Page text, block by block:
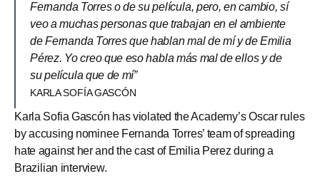
Fernanda Torres o de su película, pero, en cambio, sí
veo a muchas personas que trabajan en el ambiente
de Fernanda Torres que hablan mal de mí y de Emilia
Pérez. Yo creo que eso habla más mal de ellos y de
su película que de mí”
KARLA SOFÍA GASCÓN
Karla Sofia Gascón has violated the Academy’s Oscar rules
by accusing nominee Fernanda Torres’ team of spreading
hate against her and the cast of Emilia Perez during a
Brazilian interview.